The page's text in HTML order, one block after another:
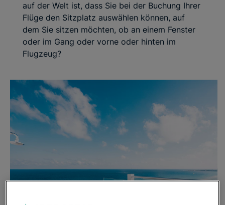
auf der Welt ist, dass Sie bei der Buchung Ihrer
Flüge den Sitzplatz auswählen können, auf
dem Sie sitzen möchten, ob an einem Fenster
oder im Gang oder vorne oder hinten im
Flugzeug?